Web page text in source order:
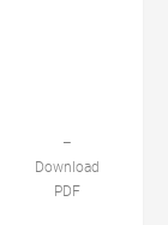
–
Download
PDF